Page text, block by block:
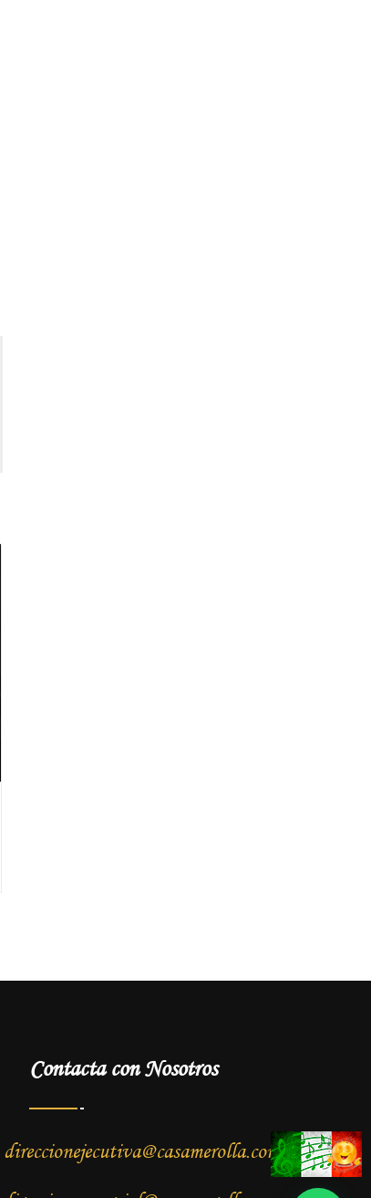
Contacta con Nosotros
direccionejecutiva@casamerolla.com